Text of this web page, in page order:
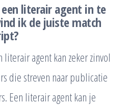
literair agent in te
ik de juiste match
literair agent kan zeker zinvol
die streven naar publicatie
Een literair agent kan je